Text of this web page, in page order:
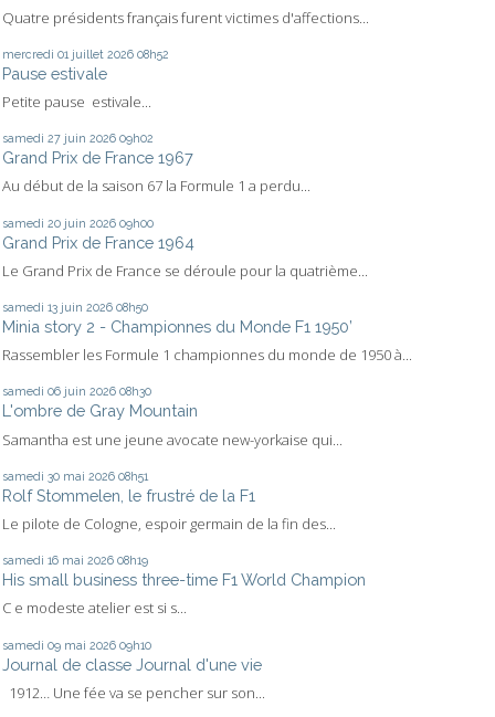
Quatre présidents français furent victimes d'affections...
mercredi 01 juillet 2026 08h52
Pause estivale
Petite pause estivale...
samedi 27 juin 2026 09h02
Grand Prix de France 1967
Au début de la saison 67 la Formule 1 a perdu...
samedi 20 juin 2026 09h00
Grand Prix de France 1964
Le Grand Prix de France se déroule pour la quatrième...
samedi 13 juin 2026 08h50
Minia story 2 - Championnes du Monde F1 1950’
Rassembler les Formule 1 championnes du monde de 1950 à...
samedi 06 juin 2026 08h30
L'ombre de Gray Mountain
Samantha est une jeune avocate new-yorkaise qui...
samedi 30 mai 2026 08h51
Rolf Stommelen, le frustré de la F1
Le pilote de Cologne, espoir germain de la fin des...
samedi 16 mai 2026 08h19
His small business three-time F1 World Champion
C e modeste atelier est si s...
samedi 09 mai 2026 09h10
Journal de classe Journal d'une vie
1912… Une fée va se pencher sur son...